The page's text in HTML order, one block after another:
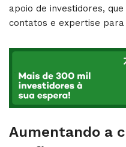
apoio de investidores,
contatos e expertise para
Aumentando a